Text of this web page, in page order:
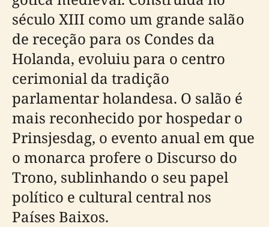
século XIII como um grande salão
de receção para os Condes da
Holanda, evoluiu para o centro
cerimonial da tradição
parlamentar holandesa. O salão é
mais reconhecido por hospedar o
Prinsjesdag, o evento anual em que
o monarca profere o Discurso do
Trono, sublinhando o seu papel
político e cultural central nos
Países Baixos.